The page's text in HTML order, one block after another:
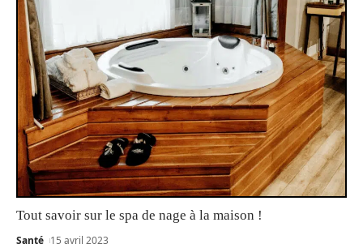
Tout savoir sur le spa de nage à la maison !
Santé 15 avril 2023